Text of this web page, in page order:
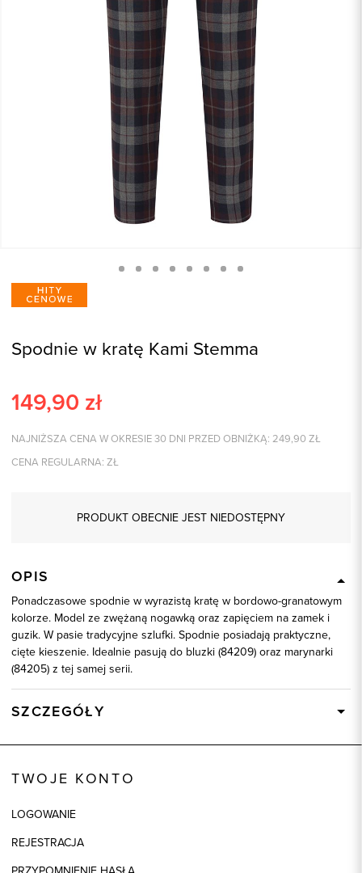
Spodnie w kratę Kami Stemma
149,90 zł
NAJNIŻSZA CENA W OKRESIE 30 DNI PRZED OBNIŻKĄ: 249,90 ZŁ
CENA REGULARNA: ZŁ
PRODUKT OBECNIE JEST NIEDOSTĘPNY
OPIS
Ponadczasowe spodnie w wyrazistą kratę w bordowo-granatowym
kolorze. Model ze zwężaną nogawką oraz zapięciem na zamek i
guzik. W pasie tradycyjne szlufki. Spodnie posiadają praktyczne,
cięte kieszenie. Idealnie pasują do bluzki (84209) oraz marynarki
(84205) z tej samej serii.
SZCZEGÓŁY
Model
Skład tkaniny
TWOJE KONTO
LOGOWANIE
REJESTRACJA